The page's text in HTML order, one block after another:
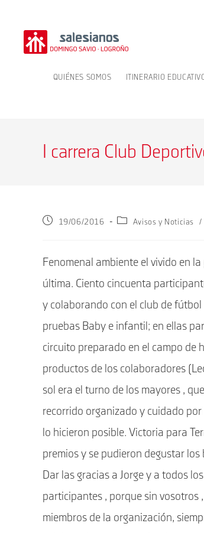
contenido
QUIÉNES SOMOS ITINERARIO
I carrera Club
Publicación
19/06/2016
CategoríaAvisos y Noticias /
Fenomenal ambiente el vivido en
última. Ciento cincuenta
y colaborando con el club de
pruebas Baby e infantil; en ellas
circuito preparado en el campo de
productos de los colaboradores
sol era el turno de los mayores ,
recorrido organizado y cuidado
lo hicieron posible. Victoria para
premios y se pudieron degustar
Dar las gracias a Jorge y a todos
participantes , porque sin vosotros
miembros de la organización,